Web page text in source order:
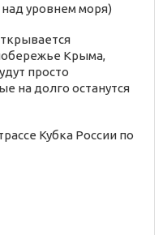
уровнем моря)
Крыма,
просто
на долго останутся
Кубка России по